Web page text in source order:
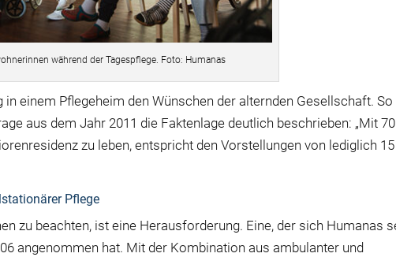
während der Tagespflege. Foto: Humanas
einem Pflegeheim den Wünschen der alternden Gesellschaft.
aus dem Jahr 2011 die Faktenlage deutlich beschrieben: „Mit 70
zu leben, entspricht den Vorstellungen von lediglich 15
Pflege
zu beachten, ist eine Herausforderung. Eine, der sich Humanas
angenommen hat. Mit der Kombination aus ambulanter und